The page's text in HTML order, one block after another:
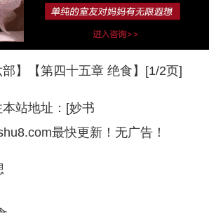
部】【第四十五章 绝食】[1/2页]
站地址：[妙书
最快更新！无广告！